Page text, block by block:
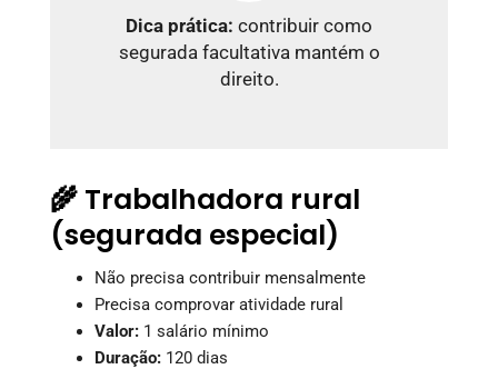
Dica prática: contribuir como
segurada facultativa mantém o
direito.
🌾 Trabalhadora rural
(segurada especial)
Não precisa contribuir mensalmente
Precisa comprovar atividade rural
Valor: 1 salário mínimo
Duração: 120 dias